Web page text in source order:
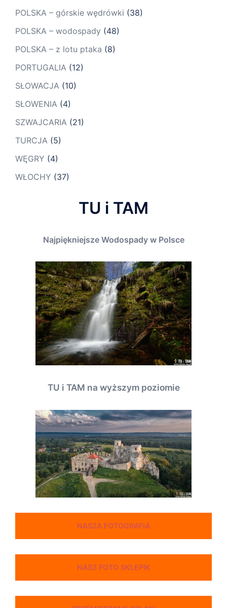
POLSKA – górskie wędrówki (38)
POLSKA – wodospady (48)
POLSKA – z lotu ptaka (8)
PORTUGALIA (12)
SŁOWACJA (10)
SŁOWENIA (4)
SZWAJCARIA (21)
TURCJA (5)
WĘGRY (4)
WŁOCHY (37)
TU i TAM
Najpiękniejsze Wodospady w Polsce
TU i TAM na wyższym poziomie
NASZA FOTOGRAFIA
NASZ FOTO SKLEPIK